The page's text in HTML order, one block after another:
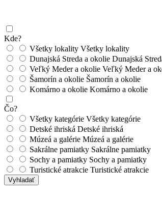
Kde?
Všetky lokality Všetky lokality
Dunajská Streda a okolie Dunajská
Veľký Meder a okolie Veľký Meder a
Šamorín a okolie Šamorín a okolie
Komárno a okolie Komárno a okolie
Čo?
Všetky kategórie Všetky kategórie
Detské ihriská Detské ihriská
Múzeá a galérie Múzeá a galérie
Sakrálne pamiatky Sakrálne pamiatky
Sochy a pamiatky Sochy a pamiatky
Turistické atrakcie Turistické atrakcie
Vyhladať